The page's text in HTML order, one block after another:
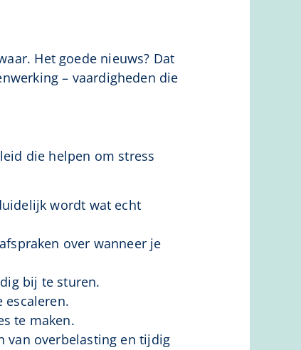
Het goede nieuws? Dat
– vaardigheden die
die helpen om stress
wordt wat echt
over wanneer je
bij te sturen.
escaleren.
te maken.
van overbelasting en tijdig